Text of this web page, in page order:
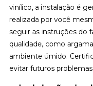
vinílico, a instalação é
realizada por você
seguir as instruções do
qualidade, como
ambiente úmido.
evitar futuros